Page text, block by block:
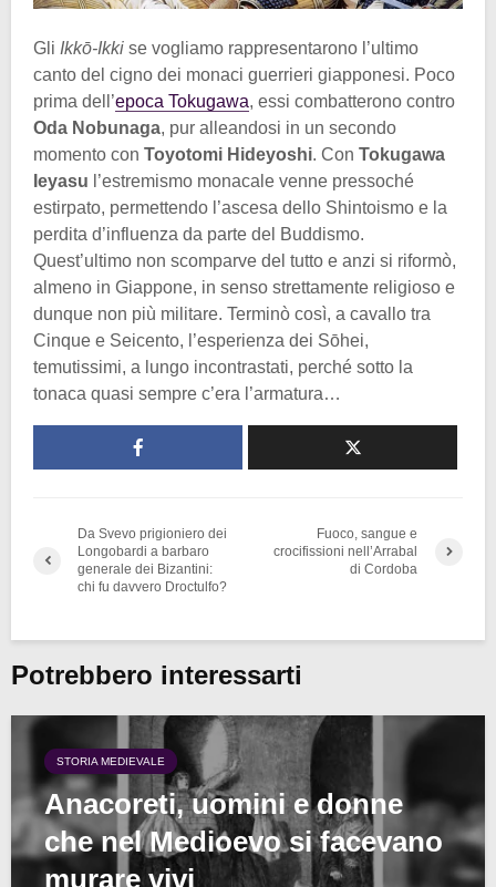
Gli Ikkō-Ikki se vogliamo rappresentarono l’ultimo
canto del cigno dei monaci guerrieri giapponesi. Poco
prima dell’epoca Tokugawa, essi combatterono contro
Oda Nobunaga, pur alleandosi in un secondo
momento con Toyotomi Hideyoshi. Con Tokugawa
Ieyasu l’estremismo monacale venne pressoché
estirpato, permettendo l’ascesa dello Shintoismo e la
perdita d’influenza da parte del Buddismo.
Quest’ultimo non scomparve del tutto e anzi si riformò,
almeno in Giappone, in senso strettamente religioso e
dunque non più militare. Terminò così, a cavallo tra
Cinque e Seicento, l’esperienza dei Sōhei,
temutissimi, a lungo incontrastati, perché sotto la
tonaca quasi sempre c’era l’armatura…
Da Svevo prigioniero dei
Longobardi a barbaro
generale dei Bizantini:
chi fu davvero Droctulfo?
Fuoco, sangue e
crocifissioni nell’Arrabal
di Cordoba
Potrebbero interessarti
STORIA MEDIEVALE
Anacoreti, uomini e donne
che nel Medioevo si facevano
murare vivi